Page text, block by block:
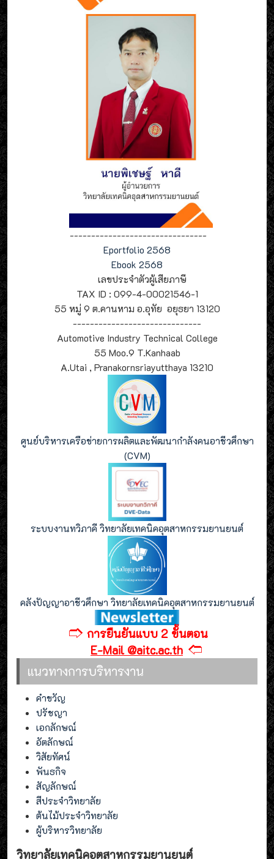
--------------------------------
Eportfolio 2568
Ebook 2568
เลขประจำตัวผู้เสียภาษี
TAX ID : 099-4-00021546-1
55 หมู่ 9 ต.คานหาม อ.อุทัย อยุธยา 13120
------------------------------
Automotive Industry Technical College
55 Moo.9 T.Kanhaab
A.Utai , Pranakornsriayutthaya 13210
ศูนย์บริหารเครือข่ายการผลิตและพัฒนากำลังคนอาชีวศึกษา
(CVM)
ระบบงานทวิภาคี วิทยาลัยเทคนิคอุตสาหกรรมยานยนต์
คลังปัญญาอาชีวศึกษา วิทยาลัยเทคนิคอุตสาหกรรมยานยนต์
🢣 การยืนยันแบบ 2 ขั้นตอน
E-Mail @aitc.ac.th 🢢
แนวทางการบริหารงาน
คำขวัญ
ปรัชญา
เอกลักษณ์
อัตลักษณ์
วิสัยทัศน์
พันธกิจ
สัญลักษณ์
สีประจำวิทยาลัย
ต้นไม้ประจำวิทยาลัย
ผู้บริหารวิทยาลัย
วิทยาลัยเทคนิคอุตสาหกรรมยานยนต์